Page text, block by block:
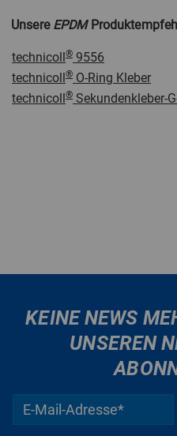
Unsere EPDM
technicoll® 9556
technicoll® O-Ring Kleber
technicoll® Sekundenkleber-
KEINE NEWS
UNSEREN